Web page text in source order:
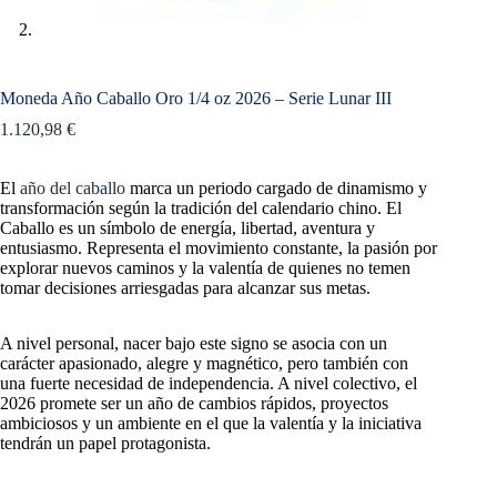
Moneda Año Caballo Oro 1/4 oz 2026 – Serie Lunar III
1.120,98 €
El año del caballo marca un periodo cargado de dinamismo y
transformación según la tradición del calendario chino. El
Caballo es un símbolo de energía, libertad, aventura y
entusiasmo. Representa el movimiento constante, la pasión por
explorar nuevos caminos y la valentía de quienes no temen
tomar decisiones arriesgadas para alcanzar sus metas.
A nivel personal, nacer bajo este signo se asocia con un
carácter apasionado, alegre y magnético, pero también con
una fuerte necesidad de independencia. A nivel colectivo, el
2026 promete ser un año de cambios rápidos, proyectos
ambiciosos y un ambiente en el que la valentía y la iniciativa
tendrán un papel protagonista.